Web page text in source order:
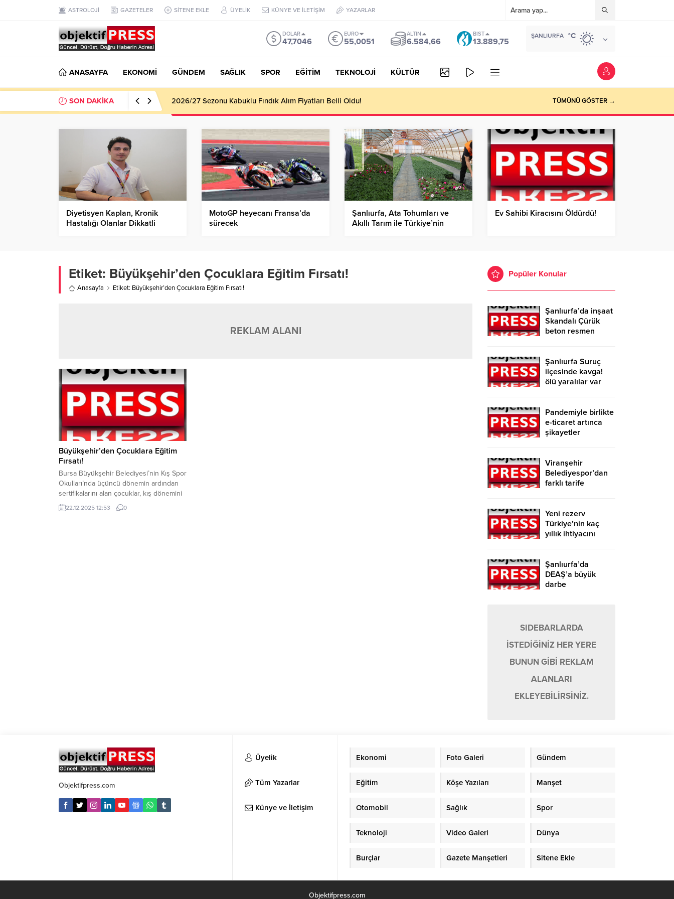
ASTROLOJİ GAZETELER SİTENE EKLE ÜYELİK KÜNYE VE İLETİŞİM YAZARLAR
DOLAR
47,7046
EURO
55,0051
ALTIN
6.584,66
BIST
13.889,75
ŞANLIURFA °C
ANASAYFA EKONOMİ GÜNDEM SAĞLIK SPOR EĞİTİM TEKNOLOJİ KÜLTÜR
SON DAKİKA 2026/27 Sezonu Kabuklu Fındık Alım Fiyatları Belli Oldu! TÜMÜNÜ GÖSTER →
Diyetisyen Kaplan, Kronik
Hastalığı Olanlar Dikkatli
MotoGP heyecanı Fransa’da
sürecek
Şanlıurfa, Ata Tohumları ve
Akıllı Tarım ile Türkiye’nin
Ev Sahibi Kiracısını Öldürdü!
Etiket: Büyükşehir’den Çocuklara Eğitim Fırsatı!
Anasayfa Etiket: Büyükşehir’den Çocuklara Eğitim Fırsatı!
REKLAM ALANI
Büyükşehir’den Çocuklara Eğitim
Fırsatı!
Bursa Büyükşehir Belediyesi’nin Kış Spor
Okulları’nda üçüncü dönemin ardından
sertifikalarını alan çocuklar, kış dönemini
hem spor yaparak, hem de öğrenerek
geçirme fırsatı buldu. Bursa’da tüm
22.12.2025 12:53 0
Popüler Konular
Şanlıurfa’da inşaat
Skandalı Çürük
beton resmen
Şanlıurfa Suruç
ilçesinde kavga!
ölü yaralılar var
Pandemiyle birlikte
e-ticaret artınca
şikayetler
Viranşehir
Belediyespor’dan
farklı tarife
Yeni rezerv
Türkiye’nin kaç
yıllık ihtiyacını
Şanlıurfa’da
DEAŞ’a büyük
darbe
SIDEBARLARDA
İSTEDİĞİNİZ HER YERE
BUNUN GİBİ REKLAM
ALANLARI
EKLEYEBİLİRSİNİZ.
Objektifpress.com
Üyelik
Tüm Yazarlar
Künye ve İletişim
Ekonomi Foto Galeri Gündem
Eğitim Köşe Yazıları Manşet
Otomobil Sağlık Spor
Teknoloji Video Galeri Dünya
Burçlar Gazete Manşetleri Sitene Ekle
Objektifpress.com